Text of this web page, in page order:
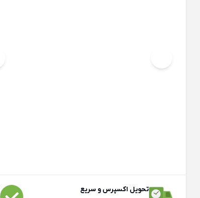
تحویل اکسپرس و سریع